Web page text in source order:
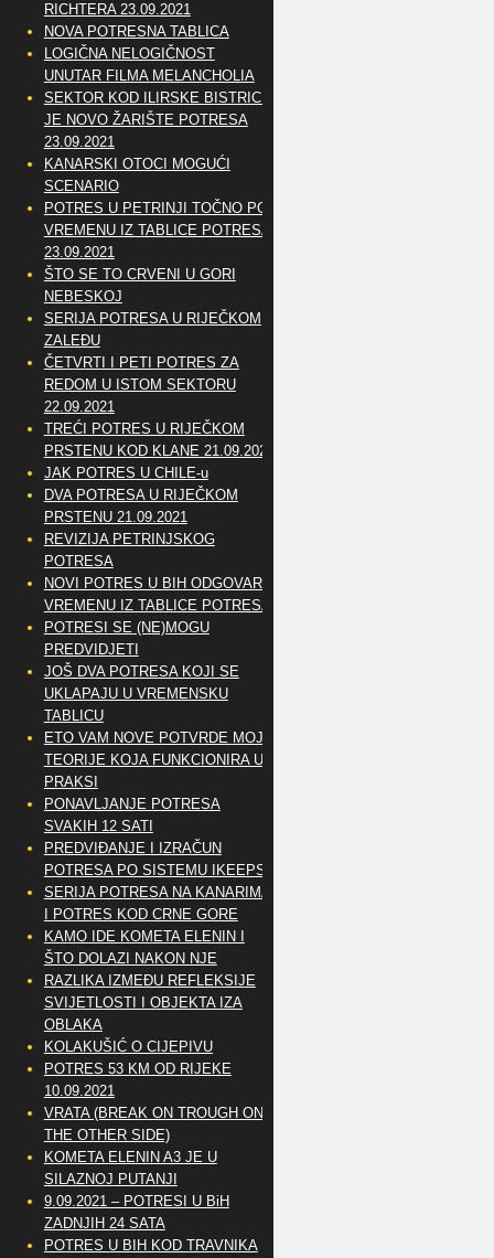
RICHTERA 23.09.2021
NOVA POTRESNA TABLICA
LOGIČNA NELOGIČNOST
UNUTAR FILMA MELANCHOLIA
SEKTOR KOD ILIRSKE BISTRICE
JE NOVO ŽARIŠTE POTRESA
23.09.2021
KANARSKI OTOCI MOGUĆI
SCENARIO
POTRES U PETRINJI TOČNO PO
VREMENU IZ TABLICE POTRESA
23.09.2021
ŠTO SE TO CRVENI U GORI
NEBESKOJ
SERIJA POTRESA U RIJEČKOM
ZALEĐU
ČETVRTI I PETI POTRES ZA
REDOM U ISTOM SEKTORU
22.09.2021
TREĆI POTRES U RIJEČKOM
PRSTENU KOD KLANE 21.09.2021
JAK POTRES U CHILE-u
DVA POTRESA U RIJEČKOM
PRSTENU 21.09.2021
REVIZIJA PETRINJSKOG
POTRESA
NOVI POTRES U BIH ODGOVARA
VREMENU IZ TABLICE POTRESA
POTRESI SE (NE)MOGU
PREDVIDJETI
JOŠ DVA POTRESA KOJI SE
UKLAPAJU U VREMENSKU
TABLICU
ETO VAM NOVE POTVRDE MOJE
TEORIJE KOJA FUNKCIONIRA U
PRAKSI
PONAVLJANJE POTRESA
SVAKIH 12 SATI
PREDVIĐANJE I IZRAČUN
POTRESA PO SISTEMU IKEEPS
SERIJA POTRESA NA KANARIMA
I POTRES KOD CRNE GORE
KAMO IDE KOMETA ELENIN I
ŠTO DOLAZI NAKON NJE
RAZLIKA IZMEĐU REFLEKSIJE
SVIJETLOSTI I OBJEKTA IZA
OBLAKA
KOLAKUŠIĆ O CIJEPIVU
POTRES 53 KM OD RIJEKE
10.09.2021
VRATA (BREAK ON TROUGH ON
THE OTHER SIDE)
KOMETA ELENIN A3 JE U
SILAZNOJ PUTANJI
9.09.2021 – POTRESI U BiH
ZADNJIH 24 SATA
POTRES U BIH KOD TRAVNIKA